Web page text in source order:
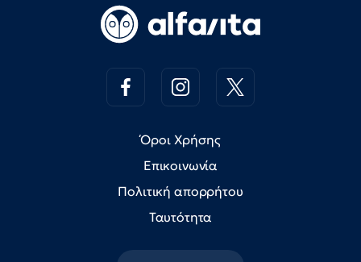
Όροι Χρήσης
Επικοινωνία
Πολιτική απορρήτου
Ταυτότητα